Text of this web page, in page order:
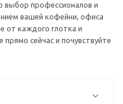
выбор профессионалов и
вашей кофейни, офиса
от каждого глотка и
сейчас и почувствуйте